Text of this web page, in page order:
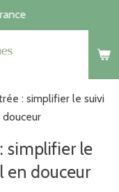
: simplifier le suivi
simplifier le
en douceur